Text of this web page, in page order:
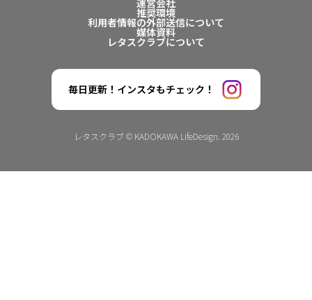
推奨環境
利用者情報の外部送信について
媒体資料
レタスクラブについて
毎日更新！インスタもチェック！
レタスクラブ © KADOKAWA LifeDesign. 2026